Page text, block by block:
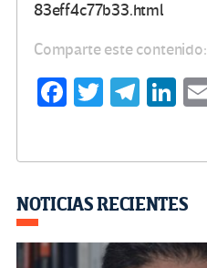
83eff4c77b33.html
Comparte este contenido:
Fa
o
k
T
Te
m
Li
n
NOTICIAS RECIENTES